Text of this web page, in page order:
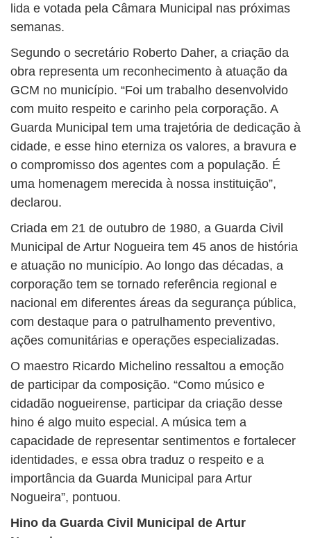
lida e votada pela Câmara Municipal nas próximas
semanas.
Segundo o secretário Roberto Daher, a criação da
obra representa um reconhecimento à atuação da
GCM no município. “Foi um trabalho desenvolvido
com muito respeito e carinho pela corporação. A
Guarda Municipal tem uma trajetória de dedicação à
cidade, e esse hino eterniza os valores, a bravura e
o compromisso dos agentes com a população. É
uma homenagem merecida à nossa instituição”,
declarou.
Criada em 21 de outubro de 1980, a Guarda Civil
Municipal de Artur Nogueira tem 45 anos de história
e atuação no município. Ao longo das décadas, a
corporação tem se tornado referência regional e
nacional em diferentes áreas da segurança pública,
com destaque para o patrulhamento preventivo,
ações comunitárias e operações especializadas.
O maestro Ricardo Michelino ressaltou a emoção
de participar da composição. “Como músico e
cidadão nogueirense, participar da criação desse
hino é algo muito especial. A música tem a
capacidade de representar sentimentos e fortalecer
identidades, e essa obra traduz o respeito e a
importância da Guarda Municipal para Artur
Nogueira”, pontuou.
Hino da Guarda Civil Municipal de Artur